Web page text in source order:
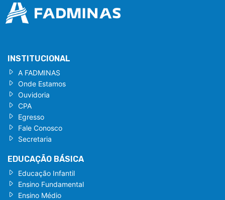
INSTITUCIONAL
A FADMINAS
Onde Estamos
Ouvidoria
CPA
Egresso
Fale Conosco
Secretaria
EDUCAÇÃO BÁSICA
Educação Infantil
Ensino Fundamental
Ensino Médio